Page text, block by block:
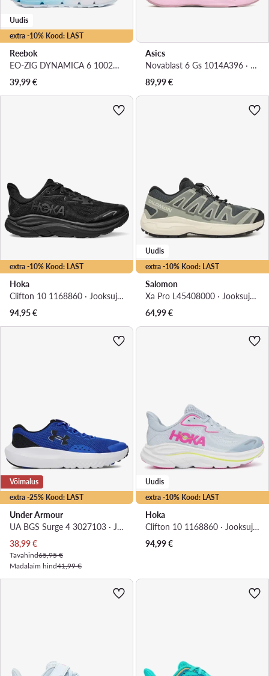
extra -10% Kood: LAST
Uudis
Reebok
EO-ZIG DYNAMICA 6 100270609 · Jooksujalatsid
39,99€
Asics
Novablast 6 Gs 1014A396 · Jooksujalatsid
89,99€
extra -10% Kood: LAST
Hoka
Clifton 10 1168860 · Jooksujalatsid
94,95€
extra -10% Kood: LAST
Uudis
Salomon
Xa Pro L45408000 · Jooksujalatsid
64,99€
extra -25% Kood: LAST
Võimalus
Under Armour
UA BGS Surge 4 3027103 · Jooksujalatsid
Praegune hind
38,99€
Tavahind65,95 €
Madalaim hind41,99 €
extra -10% Kood: LAST
Uudis
Hoka
Clifton 10 1168860 · Jooksujalatsid
94,99€